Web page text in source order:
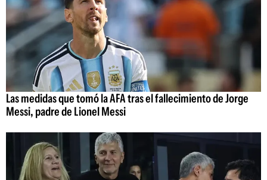
Las medidas que tomó la AFA tras el fallecimiento de Jorge
Messi, padre de Lionel Messi